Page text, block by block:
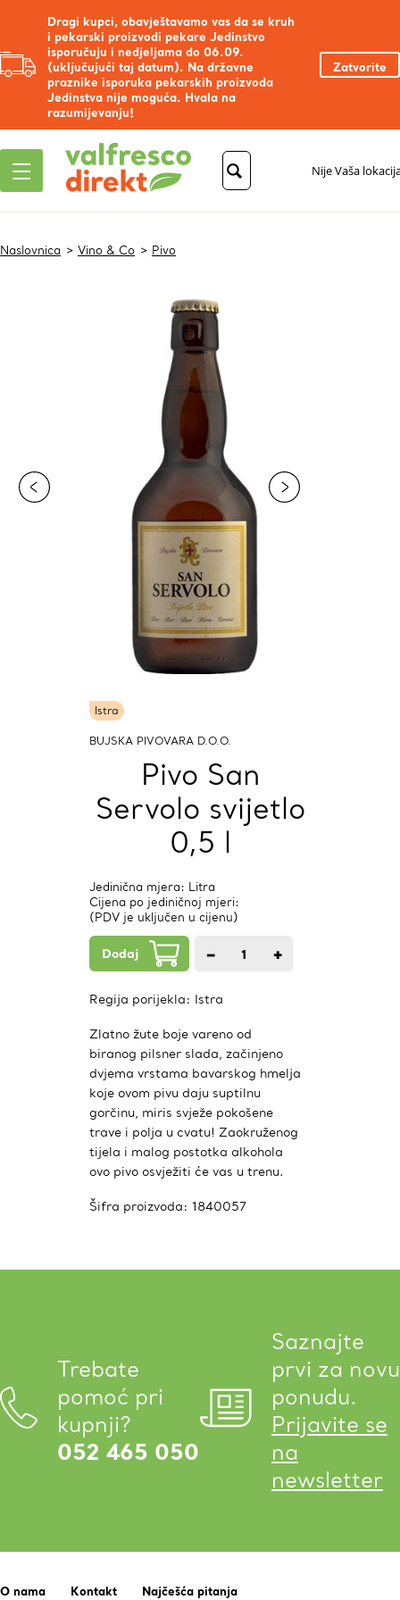
Dragi kupci, obavještavamo vas da se kruh
i pekarski proizvodi pekare Jedinstvo
isporučuju i nedjeljama do 06.09.
(uključujući taj datum). Na državne
praznike isporuka pekarskih proizvoda
Jedinstva nije moguća. Hvala na
razumijevanju!
Zatvorite
Nije Vaša
Naslovnica Vino & Co Pivo
Istra
BUJSKA PIVOVARA D.O.O.
Pivo San
Servolo svijetlo
0,5 l
Jedinična mjera: Litra
Cijena po jediničnoj mjeri:
(PDV je uključen u cijenu)
Dodaj − 1 +
Regija porijekla: Istra
Zlatno žute boje vareno od
biranog pilsner slada, začinjeno
dvjema vrstama bavarskog hmelja
koje ovom pivu daju suptilnu
gorčinu, miris svježe pokošene
trave i polja u cvatu! Zaokruženog
tijela i malog postotka alkohola
ovo pivo osvježiti će vas u trenu.
Šifra proizvoda: 1840057
Trebate
pomoć pri
kupnji?
052 465 050
Saznajte
prvi za novu
ponudu.
Prijavite se
na
newsletter
O nama Kontakt Najčešća pitanja